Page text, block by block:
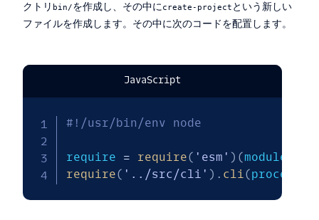
クトリ bin/を作成し、その中にcreate-project という新しい
ファイルを作成します。その中に次のコードを配置します。
JavaScript
#!/usr/bin/env node
require = require( 'esm' ) (module
require( '../src/cli' ) . cli(process